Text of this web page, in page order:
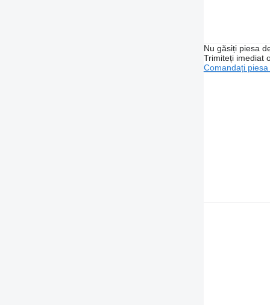
Nu găsiți piesa
Trimiteți imediat
Comandați